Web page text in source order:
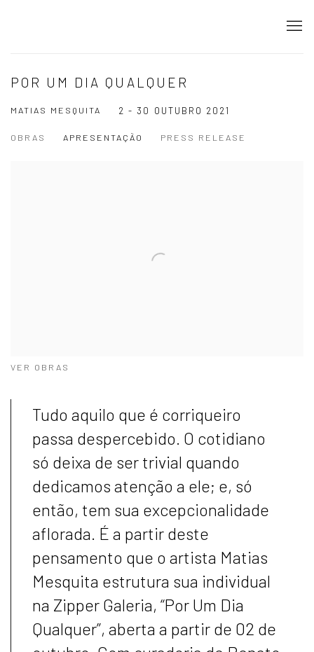
POR UM DIA QUALQUER
MATIAS MESQUITA 2 - 30 OUTUBRO 2021
OBRAS APRESENTAÇÃO PRESS RELEASE
VER OBRAS
Tudo aquilo que é corriqueiro
passa despercebido. O cotidiano
só deixa de ser trivial quando
dedicamos atenção a ele; e, só
então, tem sua excepcionalidade
aflorada. É a partir deste
pensamento que o artista Matias
Mesquita estrutura sua individual
na Zipper Galeria, “Por Um Dia
Qualquer”, aberta a partir de 02 de